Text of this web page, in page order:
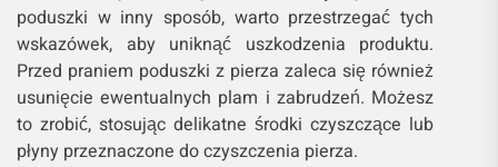
poduszki w inny sposób, warto przestrzegać tych
wskazówek, aby uniknąć uszkodzenia produktu.
Przed praniem poduszki z pierza zaleca się również
usunięcie ewentualnych plam i zabrudzeń. Możesz
to zrobić, stosując delikatne środki czyszczące lub
płyny przeznaczone do czyszczenia pierza.